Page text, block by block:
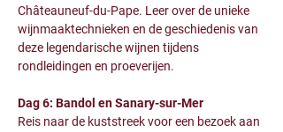
Châteauneuf-du-Pape. Leer over de unieke
wijnmaaktechnieken en de geschiedenis van
deze legendarische wijnen tijdens
rondleidingen en proeverijen.
Dag 6: Bandol en Sanary-sur-Mer
Reis naar de kuststreek voor een bezoek aan